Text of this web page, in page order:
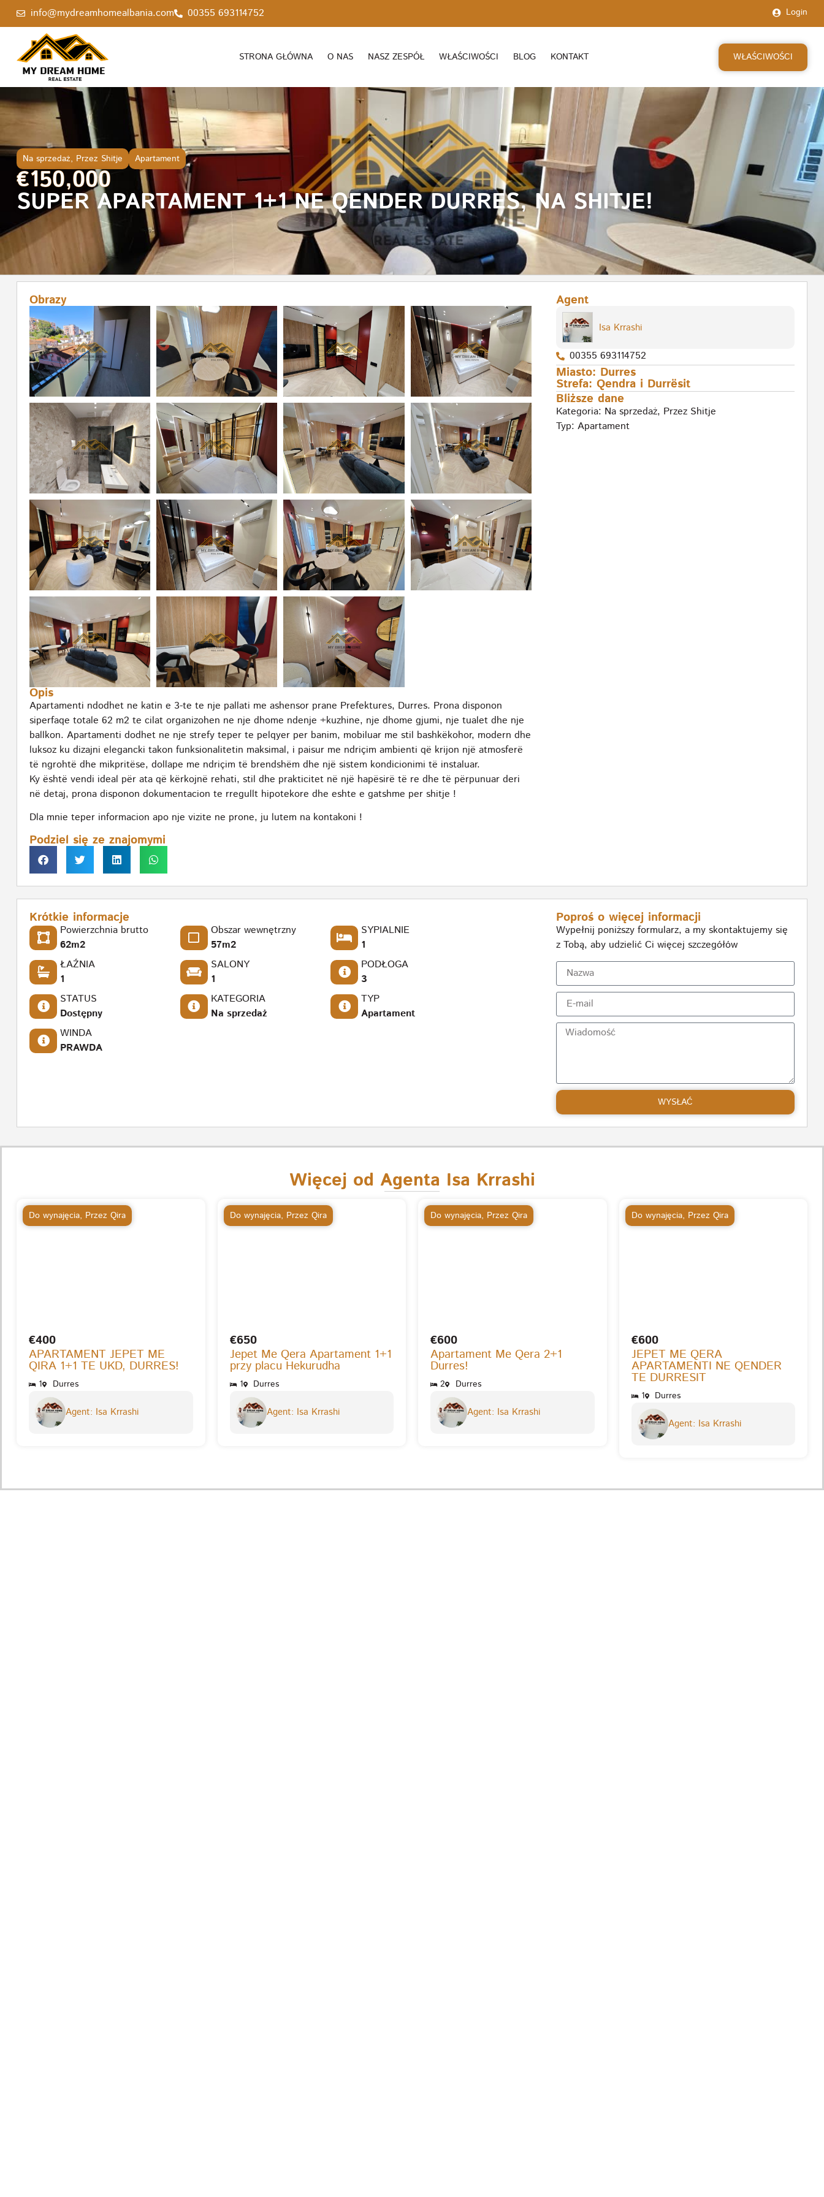
info@mydreamhomealbania.com 00355 693114752 Login
STRONA GŁÓWNA O NAS NASZ ZESPÓŁ WŁAŚCIWOŚCI BLOG KONTAKT WŁAŚCIWOŚCI
Na sprzedaż, Przez Shitje Apartament
€150,000
SUPER APARTAMENT 1+1 NE QENDER DURRES, NA SHITJE!
Obrazy
Opis
Apartamenti ndodhet ne katin e 3-te te nje pallati me ashensor prane Prefektures, Durres. Prona disponon
siperfaqe totale 62 m2 te cilat organizohen ne nje dhome ndenje +kuzhine, nje dhome gjumi, nje tualet dhe nje
ballkon. Apartamenti dodhet ne nje strefy teper te pelqyer per banim, mobiluar me stil bashkëkohor, modern dhe
luksoz ku dizajni elegancki takon funksionalitetin maksimal, i paisur me ndriçim ambienti që krijon një atmosferë
të ngrohtë dhe mikpritëse, dollape me ndriçim të brendshëm dhe një sistem kondicionimi të instaluar.
Ky është vendi ideal për ata që kërkojnë rehati, stil dhe prakticitet në një hapësirë të re dhe të përpunuar deri
në detaj, prona disponon dokumentacion te rregullt hipotekore dhe eshte e gatshme per shitje !
Dla mnie teper informacion apo nje vizite ne prone, ju lutem na kontakoni !
Podziel się ze znajomymi
Agent
Isa Krrashi
00355 693114752
Miasto: Durres
Strefa: Qendra i Durrësit
Bliższe dane
Kategoria: Na sprzedaż, Przez Shitje
Typ: Apartament
Krótkie informacje
Powierzchnia brutto
62m2
Obszar wewnętrzny
57m2
SYPIALNIE
1
ŁAŹNIA
1
SALONY
1
PODŁOGA
3
STATUS
Dostępny
KATEGORIA
Na sprzedaż
TYP
Apartament
WINDA
PRAWDA
Poproś o więcej informacji
Wypełnij poniższy formularz, a my skontaktujemy się
z Tobą, aby udzielić Ci więcej szczegółów
WYSŁAĆ
Więcej od Agenta Isa Krrashi
Do wynajęcia, Przez Qira
€400
APARTAMENT JEPET ME
QIRA 1+1 TE UKD, DURRES!
1 Durres
Agent: Isa Krrashi
Do wynajęcia, Przez Qira
€650
Jepet Me Qera Apartament 1+1
przy placu Hekurudha
1 Durres
Agent: Isa Krrashi
Do wynajęcia, Przez Qira
€600
Apartament Me Qera 2+1
Durres!
2 Durres
Agent: Isa Krrashi
Do wynajęcia, Przez Qira
€600
JEPET ME QERA
APARTAMENTI NE QENDER
TE DURRESIT
1 Durres
Agent: Isa Krrashi